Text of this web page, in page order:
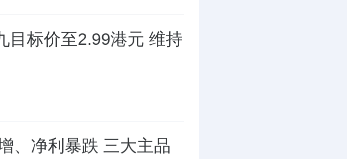
目标价至2.99港元 维持
、净利暴跌 三大主品